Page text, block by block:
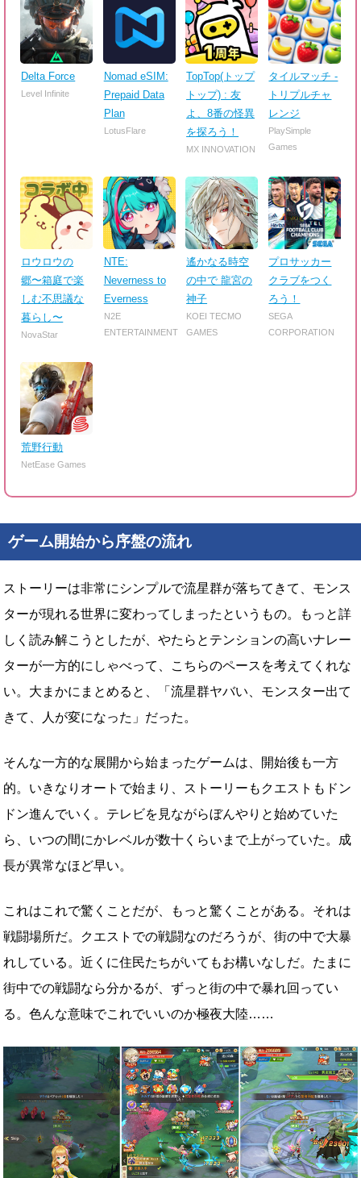
Delta Force
Level Infinite
Nomad eSIM:
Prepaid Data
Plan
LotusFlare
TopTop(トップ
トップ) : 友
よ、8番の怪異
を探ろう！
MX INNOVATION
タイルマッチ -
トリプルチャ
レンジ
PlaySimple
Games
ロウロウの
郷〜箱庭で楽
しむ不思議な
暮らし〜
NovaStar
NTE:
Neverness to
Everness
N2E
ENTERTAINMENT
遙かなる時空
の中で 龍宮の
神子
KOEI TECMO
GAMES
プロサッカー
クラブをつく
ろう！
SEGA
CORPORATION
荒野行動
NetEase Games
ゲーム開始から序盤の流れ
ストーリーは非常にシンプルで流星群が落ちてきて、モンス
ターが現れる世界に変わってしまったというもの。もっと詳
しく読み解こうとしたが、やたらとテンションの高いナレー
ターが一方的にしゃべって、こちらのペースを考えてくれな
い。大まかにまとめると、「流星群ヤバい、モンスター出て
きて、人が変になった」だった。
そんな一方的な展開から始まったゲームは、開始後も一方
的。いきなりオートで始まり、ストーリーもクエストもドン
ドン進んでいく。テレビを見ながらぼんやりと始めていた
ら、いつの間にかレベルが数十くらいまで上がっていた。成
長が異常なほど早い。
これはこれで驚くことだが、もっと驚くことがある。それは
戦闘場所だ。クエストでの戦闘なのだろうが、街の中で大暴
れしている。近くに住民たちがいてもお構いなしだ。たまに
街中での戦闘なら分かるが、ずっと街の中で暴れ回ってい
る。色んな意味でこれでいいのか極夜大陸……